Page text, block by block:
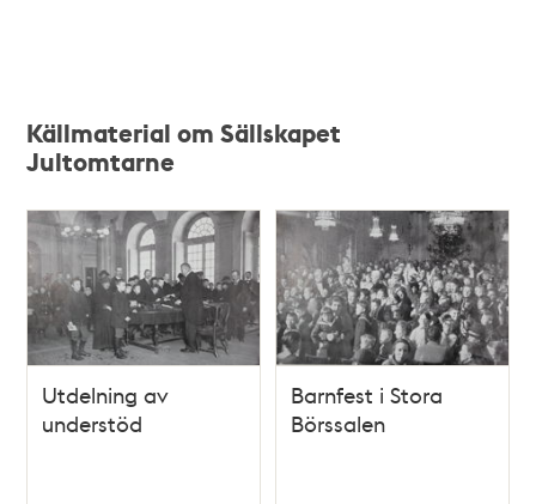
Källmaterial om Sällskapet
Jultomtarne
Utdelning av
understöd
Barnfest i Stora
Börssalen